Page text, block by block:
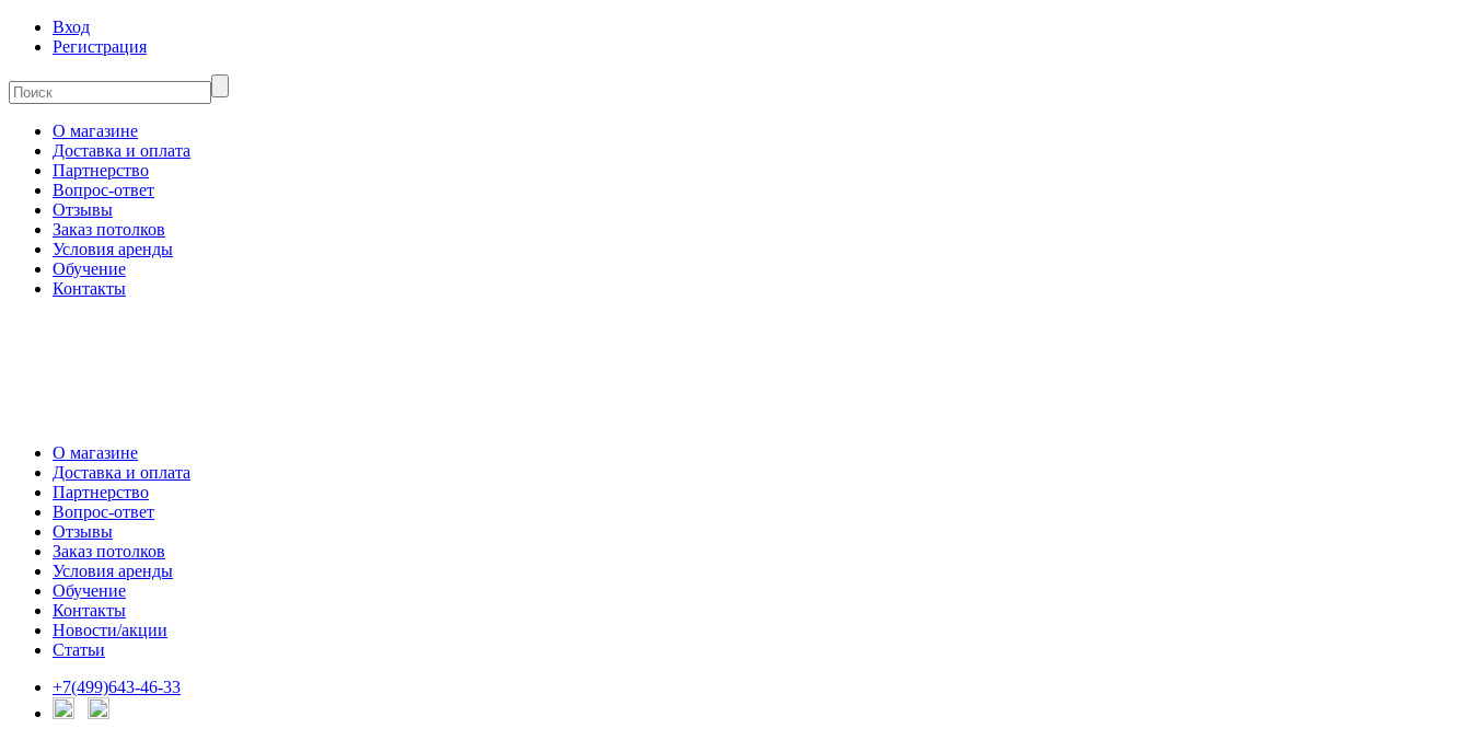
Вход
Регистрация
О магазине
Доставка и оплата
Партнерство
Вопрос-ответ
Отзывы
Заказ потолков
Условия аренды
Обучение
Контакты
О магазине
Доставка и оплата
Партнерство
Вопрос-ответ
Отзывы
Заказ потолков
Условия аренды
Обучение
Контакты
Новости/акции
Статьи
+7(499)643-46-33